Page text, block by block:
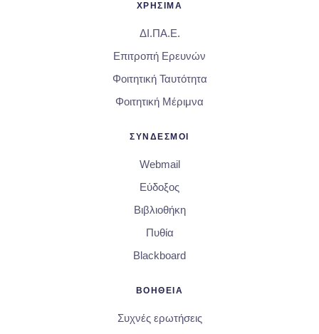
ΧΡΗΣΙΜΑ
ΔΙ.ΠΑ.Ε.
Επιτροπή Ερευνών
Φοιτητική Ταυτότητα
Φοιτητική Μέριμνα
ΣΥΝΔΕΣΜΟΙ
Webmail
Εύδοξος
Βιβλιοθήκη
Πυθία
Blackboard
ΒΟΗΘΕΙΑ
Συχνές ερωτήσεις